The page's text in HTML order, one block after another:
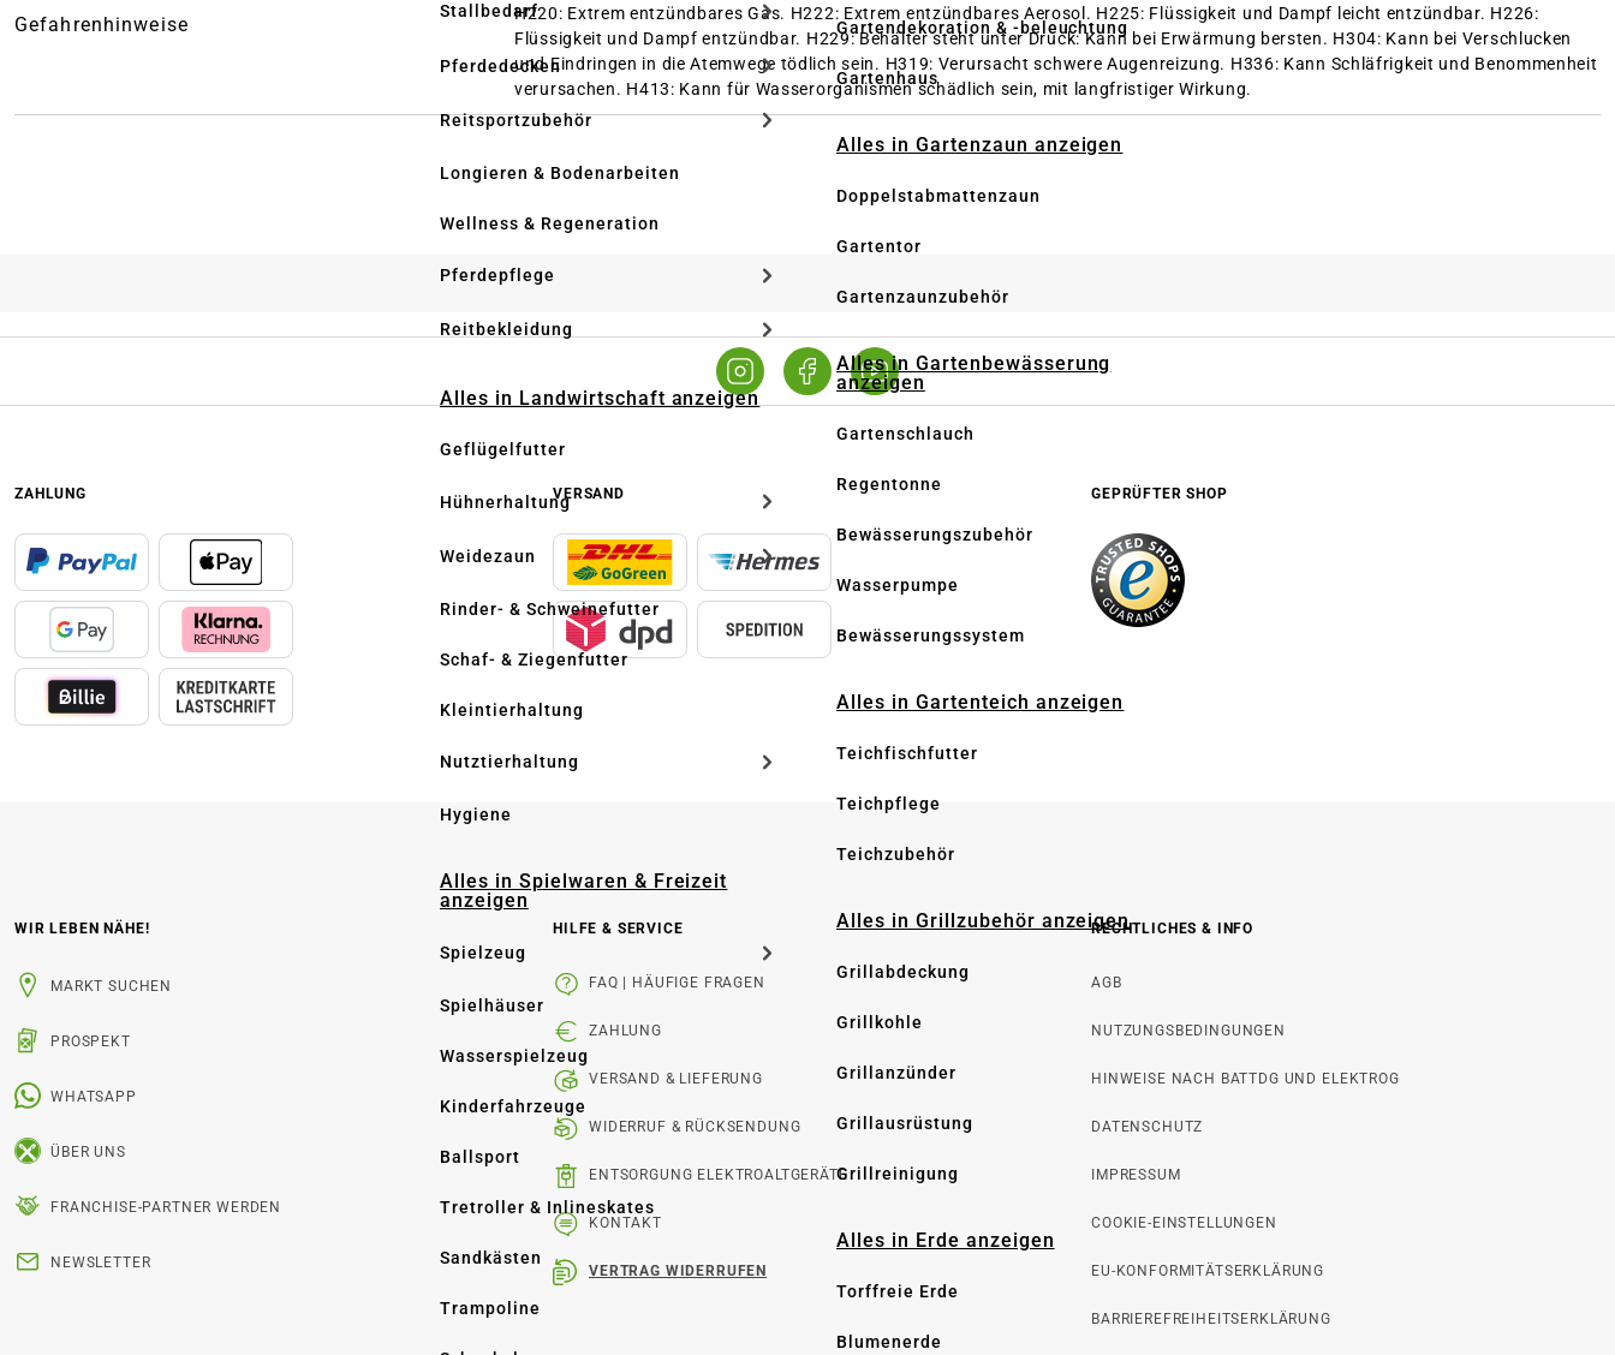
Stallbedarf
Pferdedecken
Reitsportzubehör
Longieren & Bodenarbeiten
Wellness & Regeneration
Pferdepflege
Reitbekleidung
Alles in Landwirtschaft anzeigen
Geflügelfutter
Hühnerhaltung
Weidezaun
Rinder- & Schweinefutter
Schaf- & Ziegenfutter
Kleintierhaltung
Nutztierhaltung
Hygiene
Alles in Spielwaren & Freizeit
anzeigen
Spielzeug
Spielhäuser
Wasserspielzeug
Kinderfahrzeuge
Ballsport
Tretroller & Inlineskates
Sandkästen
Trampoline
Gartendekoration & -beleuchtung
Gartenhaus
Alles in Gartenzaun anzeigen
Doppelstabmattenzaun
Gartentor
Gartenzaunzubehör
Alles in Gartenbewässerung
anzeigen
Gartenschlauch
Regentonne
Bewässerungszubehör
Wasserpumpe
Bewässerungssystem
Alles in Gartenteich anzeigen
Teichfischfutter
Teichpflege
Teichzubehör
Alles in Grillzubehör anzeigen
Grillabdeckung
Grillkohle
Grillanzünder
Grillausrüstung
Grillreinigung
Alles in Erde anzeigen
Torffreie Erde
Blumenerde
Gefahrenhinweise H220: Extrem entzündbares Gas. H222: Extrem entzündbares Aerosol. H225: Flüssigkeit und Dampf leicht entzündbar. H226:
Flüssigkeit und Dampf entzündbar. H229: Behälter steht unter Druck: Kann bei Erwärmung bersten. H304: Kann bei Verschlucken
und Eindringen in die Atemwege tödlich sein. H319: Verursacht schwere Augenreizung. H336: Kann Schläfrigkeit und Benommenheit
verursachen. H413: Kann für Wasserorganismen schädlich sein, mit langfristiger Wirkung.
ZAHLUNG VERSAND GEPRÜFTER SHOP
WIR LEBEN NÄHE!
MARKT SUCHEN
PROSPEKT
WHATSAPP
ÜBER UNS
FRANCHISE-PARTNER WERDEN
NEWSLETTER
HILFE & SERVICE
FAQ | HÄUFIGE FRAGEN
ZAHLUNG
VERSAND & LIEFERUNG
WIDERRUF & RÜCKSENDUNG
ENTSORGUNG ELEKTROALTGERÄTE
KONTAKT
VERTRAG WIDERRUFEN
RECHTLICHES & INFO
AGB
NUTZUNGSBEDINGUNGEN
HINWEISE NACH BATTDG UND ELEKTROG
DATENSCHUTZ
IMPRESSUM
COOKIE-EINSTELLUNGEN
EU-KONFORMITÄTSERKLÄRUNG
BARRIEREFREIHEITSERKLÄRUNG